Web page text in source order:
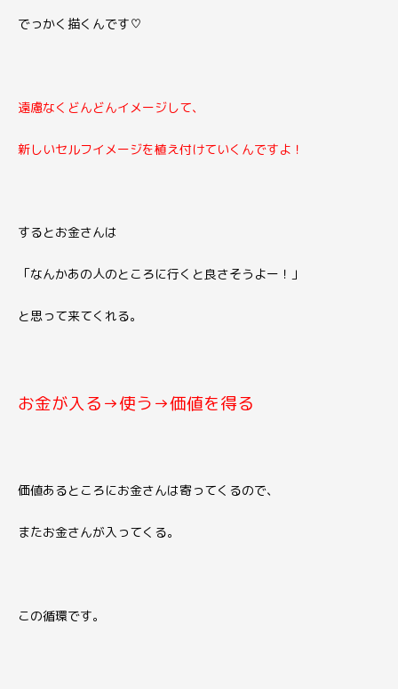
でっかく描くんです♡
遠慮なくどんどんイメージして、
新しいセルフイメージを植え付けていくんですよ！
するとお金さんは
「なんかあの人のところに行くと良さそうよー！」
と思って来てくれる。
お金が入る→使う→価値を得る
価値あるところにお金さんは寄ってくるので、
またお金さんが入ってくる。
この循環です。